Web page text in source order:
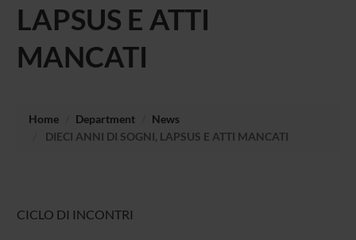
LAPSUS E ATTI
MANCATI
Home Department
News
DIECI ANNI DI SOGNI, LAPSUS E ATTI MANCATI
CICLO DI INCONTRI